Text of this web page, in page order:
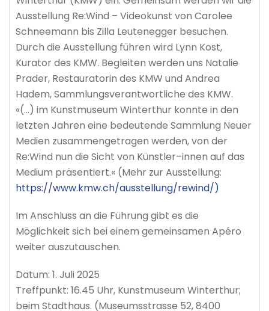
Ausstellung Re:Wind – Videokunst von Carolee
Schneemann bis Zilla Leutenegger besuchen.
Durch die Ausstellung führen wird Lynn Kost,
Kurator des KMW. Begleiten werden uns Natalie
Prader, Restauratorin des KMW und Andrea
Hadem, Sammlungsverantwortliche des KMW.
«(…) im Kunstmuseum Winterthur konnte in den
letzten Jahren eine bedeutende Sammlung Neuer
Medien zusammengetragen werden, von der
Re:Wind nun die Sicht von Künstler–innen auf das
Medium präsentiert.« (Mehr zur Ausstellung:
https://www.kmw.ch/ausstellung/rewind/)
Im Anschluss an die Führung gibt es die
Möglichkeit sich bei einem gemeinsamen Apéro
weiter auszutauschen.
Datum: 1. Juli 2025
Treffpunkt: 16.45 Uhr, Kunstmuseum Winterthur;
beim Stadthaus. (Museumsstrasse 52, 8400